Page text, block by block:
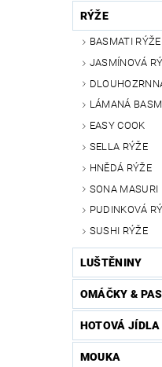
RÝŽE
BASMATI RÝŽE
JASMÍNOVÁ
LÁMANÁ
EASY COOK
SELLA RÝŽE
HNĚDÁ RÝŽE
SONA MASURI
PUDINKOVÁ
SUSHI RÝŽE
LUŠTĚNINY
OMÁČKY &
HOTOVÁ JÍDLA
MOUKA